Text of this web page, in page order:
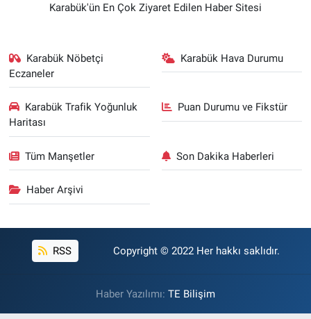
Karabük'ün En Çok Ziyaret Edilen Haber Sitesi
Karabük Nöbetçi
Eczaneler
Karabük Hava Durumu
Karabük Trafik Yoğunluk
Haritası
Puan Durumu ve Fikstür
Tüm Manşetler Son Dakika Haberleri
Haber Arşivi
RSS Copyright © 2022 Her hakkı saklıdır.
Haber Yazılımı: TE Bilişim